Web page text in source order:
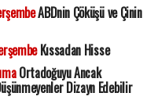
ABDnin Çöküşü ve Çinin
Kıssadan Hisse
Ortadoğuyu Ancak
Dizayn Edebilir